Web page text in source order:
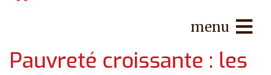
menu
Pauvreté croissante : les